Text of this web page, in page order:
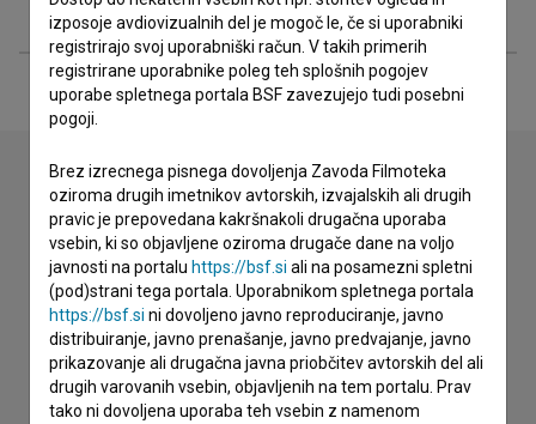
Razširjeni podatki
Stik z uredništvom
Spoštovani, s pomočjo spodnjega obrazca lahko stopite v
stik z uredništvom Baze slovenskih filmov. Veseli bomo vaših
odzivov.
imam vprašanje
prijavljam napako
izposoje avdiovizualnih del je mogoč le, če si uporabniki
registrirajo svoj uporabniški račun. V takih primerih
registrirane uporabnike poleg teh splošnih pogojev
uporabe spletnega portala BSF zavezujejo tudi posebni
pogoji.
Brez izrecnega pisnega dovoljenja Zavoda Filmoteka
oziroma drugih imetnikov avtorskih, izvajalskih ali drugih
pravic je prepovedana kakršnakoli drugačna uporaba
vsebin, ki so objavljene oziroma drugače dane na voljo
javnosti na portalu https://bsf.si ali na posamezni spletni
(pod)strani tega portala. Uporabnikom spletnega portala
https://bsf.si ni dovoljeno javno reproduciranje, javno
distribuiranje, javno prenašanje, javno predvajanje, javno
prikazovanje ali drugačna javna priobčitev avtorskih del ali
drugih varovanih vsebin, objavljenih na tem portalu. Prav
tako ni dovoljena uporaba teh vsebin z namenom